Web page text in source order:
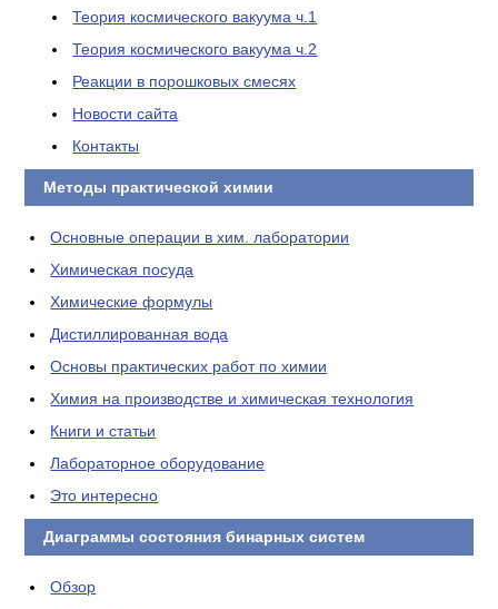
Теория космического вакуума ч.1
Теория космического вакуума ч.2
Реакции в порошковых смесях
Новости сайта
Контакты
Методы практической химии
Основные операции в хим. лаборатории
Химическая посуда
Химические формулы
Дистиллированная вода
Основы практических работ по химии
Химия на производстве и химическая технология
Книги и статьи
Лабораторное оборудование
Это интересно
Диаграммы состояния бинарных систем
Обзор